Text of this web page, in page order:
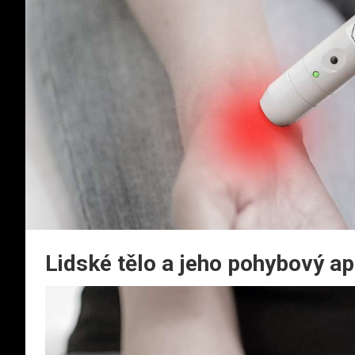
Lidské tělo a jeho pohybový